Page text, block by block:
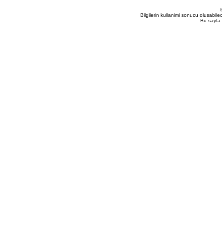
Bilgilerin kullanimi sonucu
Bu sayfa